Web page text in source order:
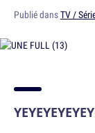
Publié dansTV /